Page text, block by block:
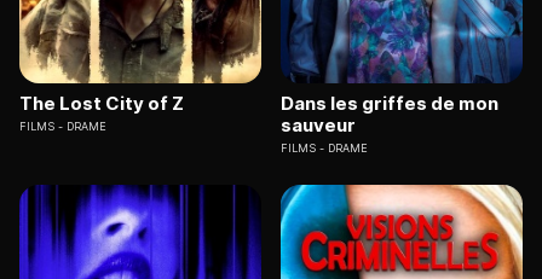
The Lost City of Z
FILMS DRAME
Dans les griffes de mon
sauveur
FILMS DRAME